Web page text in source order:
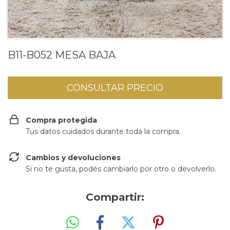
B11-B052 MESA BAJA
Compra protegida
Tus datos cuidados durante toda la compra.
Cambios y devoluciones
Si no te gusta, podés cambiarlo por otro o devolverlo.
Compartir: